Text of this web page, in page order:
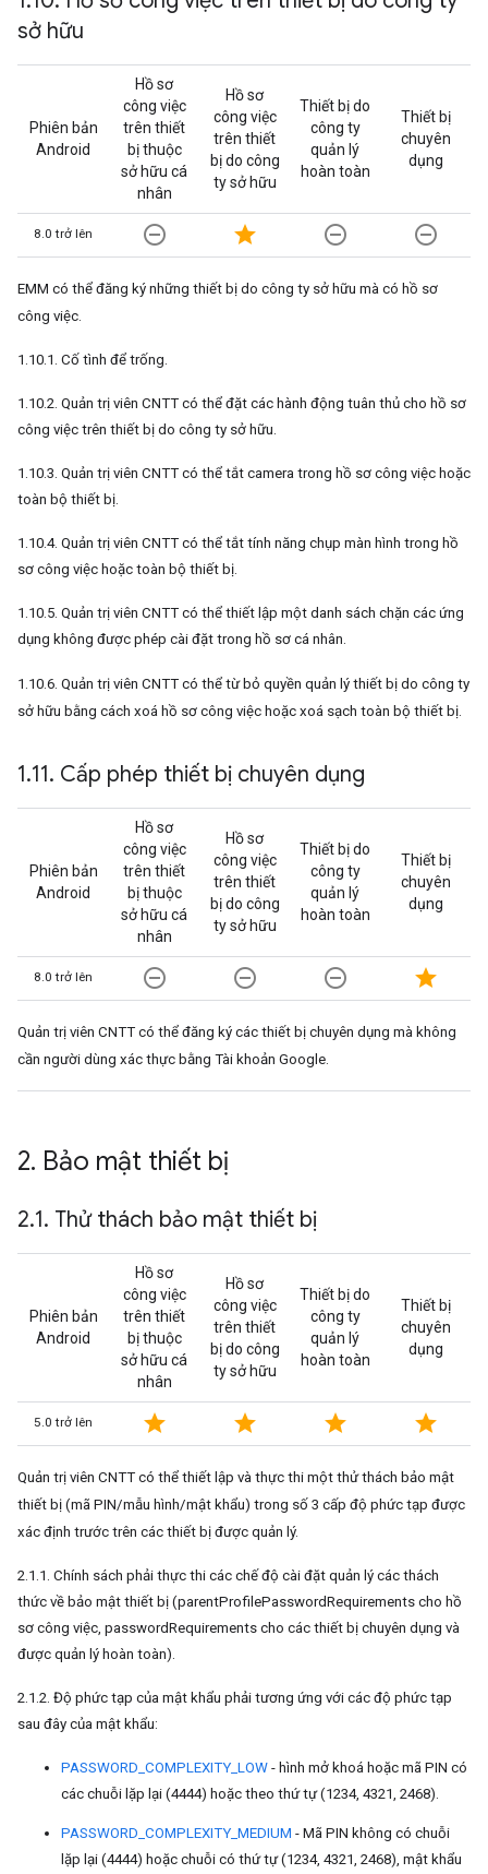
sở hữu
Phiên bản
Android
Hồ sơ
công việc
trên thiết
bị thuộc
sở hữu cá
nhân
Hồ sơ
công việc
trên thiết
bị do công
ty sở hữu
Thiết bị do
công ty
quản lý
hoàn toàn
Thiết bị
chuyên
dụng
8.0 trở lên remove_circle_outline star remove_circle_outline remove_circle_outline
EMM có thể đăng ký những thiết bị do công ty sở hữu mà có hồ sơ
công việc.
1.10.1. Cố tình để trống.
1.10.2. Quản trị viên CNTT có thể đặt các hành động tuân thủ cho hồ sơ
công việc trên thiết bị do công ty sở hữu.
1.10.3. Quản trị viên CNTT có thể tắt camera trong hồ sơ công việc hoặc
toàn bộ thiết bị.
1.10.4. Quản trị viên CNTT có thể tắt tính năng chụp màn hình trong hồ
sơ công việc hoặc toàn bộ thiết bị.
1.10.5. Quản trị viên CNTT có thể thiết lập một danh sách chặn các ứng
dụng không được phép cài đặt trong hồ sơ cá nhân.
1.10.6. Quản trị viên CNTT có thể từ bỏ quyền quản lý thiết bị do công ty
sở hữu bằng cách xoá hồ sơ công việc hoặc xoá sạch toàn bộ thiết bị.
1.11. Cấp phép thiết bị chuyên dụng
Phiên bản
Android
Hồ sơ
công việc
trên thiết
bị thuộc
sở hữu cá
nhân
Hồ sơ
công việc
trên thiết
bị do công
ty sở hữu
Thiết bị do
công ty
quản lý
hoàn toàn
Thiết bị
chuyên
dụng
8.0 trở lên remove_circle_outline remove_circle_outline remove_circle_outline star
Quản trị viên CNTT có thể đăng ký các thiết bị chuyên dụng mà không
cần người dùng xác thực bằng Tài khoản Google.
2. Bảo mật thiết bị
2.1. Thử thách bảo mật thiết bị
Phiên bản
Android
Hồ sơ
công việc
trên thiết
bị thuộc
sở hữu cá
nhân
Hồ sơ
công việc
trên thiết
bị do công
ty sở hữu
Thiết bị do
công ty
quản lý
hoàn toàn
Thiết bị
chuyên
dụng
5.0 trở lên star star star star
Quản trị viên CNTT có thể thiết lập và thực thi một thử thách bảo mật
thiết bị (mã PIN/mẫu hình/mật khẩu) trong số 3 cấp độ phức tạp được
xác định trước trên các thiết bị được quản lý.
2.1.1. Chính sách phải thực thi các chế độ cài đặt quản lý các thách
thức về bảo mật thiết bị (parentProfilePasswordRequirements cho hồ
sơ công việc, passwordRequirements cho các thiết bị chuyên dụng và
được quản lý hoàn toàn).
2.1.2. Độ phức tạp của mật khẩu phải tương ứng với các độ phức tạp
sau đây của mật khẩu:
PASSWORD_COMPLEXITY_LOW - hình mở khoá hoặc mã PIN có
các chuỗi lặp lại (4444) hoặc theo thứ tự (1234, 4321, 2468).
PASSWORD_COMPLEXITY_MEDIUM - Mã PIN không có chuỗi
lặp lại (4444) hoặc chuỗi có thứ tự (1234, 4321, 2468), mật khẩu